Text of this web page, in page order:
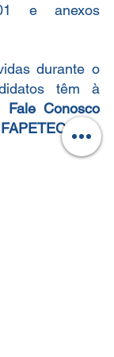
e anexos
durante o
têm à
Fale Conosco
FAPETEC -